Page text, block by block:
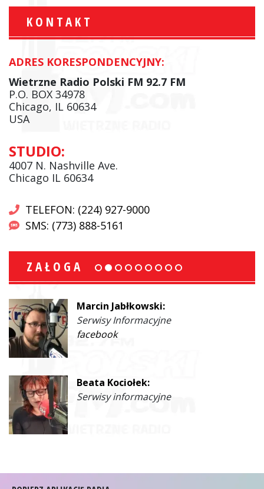
KONTAKT
ADRES KORESPONDENCYJNY:
Wietrzne Radio Polski FM 92.7 FM
P.O. BOX 34978
Chicago, IL 60634
USA
STUDIO:
4007 N. Nashville Ave.
Chicago IL 60634
TELEFON: (224) 927-9000
SMS: (773) 888-5161
ZAŁOGA
Marcin Jabłkowski:
Serwisy Informacyjne
facebook
Beata Kociołek:
Serwisy informacyjne